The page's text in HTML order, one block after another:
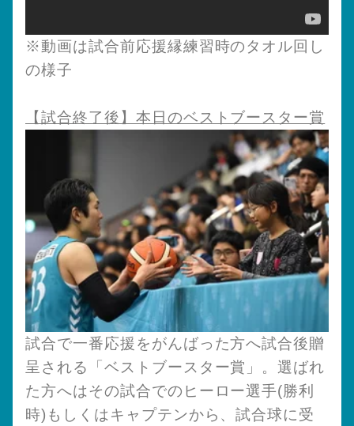
※動画は試合前応援縁練習時のタオル回し
の様子
【試合終了後】本日のベストブースター賞
試合で一番応援をがんばった方へ試合後贈
呈される「ベストブースター賞」。選ばれ
た方へはその試合でのヒーロー選手(勝利
時)もしくはキャプテンから、試合球に受